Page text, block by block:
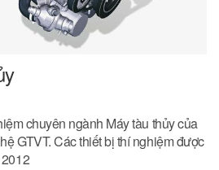
chuyên ngành Máy tàu thủy của
GTVT. Các thiết bị thí nghiệm được